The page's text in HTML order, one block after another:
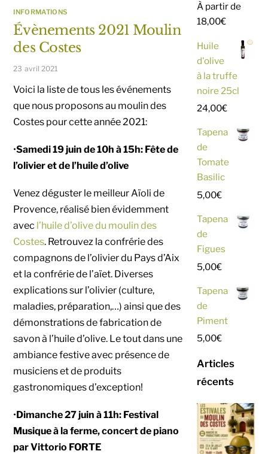
INFORMATIONS
Évènements 2021 Moulin
des Costes
23 avril 2021
Voici la liste de tous les événements
que nous proposons au moulin des
Costes pour cette année 2021:
•Samedi 19 juin de 10h à 15h: Fête de
l’olivier et de l’huile d’olive
Venez déguster le meilleur Aïoli de
Provence, réalisé bien évidemment
avec l’huile d’olive du moulin des
Costes. Retrouvez la confrérie des
compagnons de l’olivier du Pays d’Aix
et la confrérie de l’aïet. Diverses
explications sur l’olivier (culture,
maladies, préparation,…) ainsi que des
démonstrations de fabrication de
savon à l’huile d’olive. Le tout dans une
ambiance festive avec présence de
musiciens et de produits
gastronomiques d’exception!
•Dimanche 27 juin à 11h: Festival
Musique à la ferme, concert de piano
par Vittorio FORTE
À partir de
18,00€
Huile
d'olive
à la truffe
noire 25cl
24,00€
Tapena
de
Tomate
Basilic
5,00€
Tapena
de
Figues
5,00€
Tapena
de
Piment
5,00€
Articles
récents